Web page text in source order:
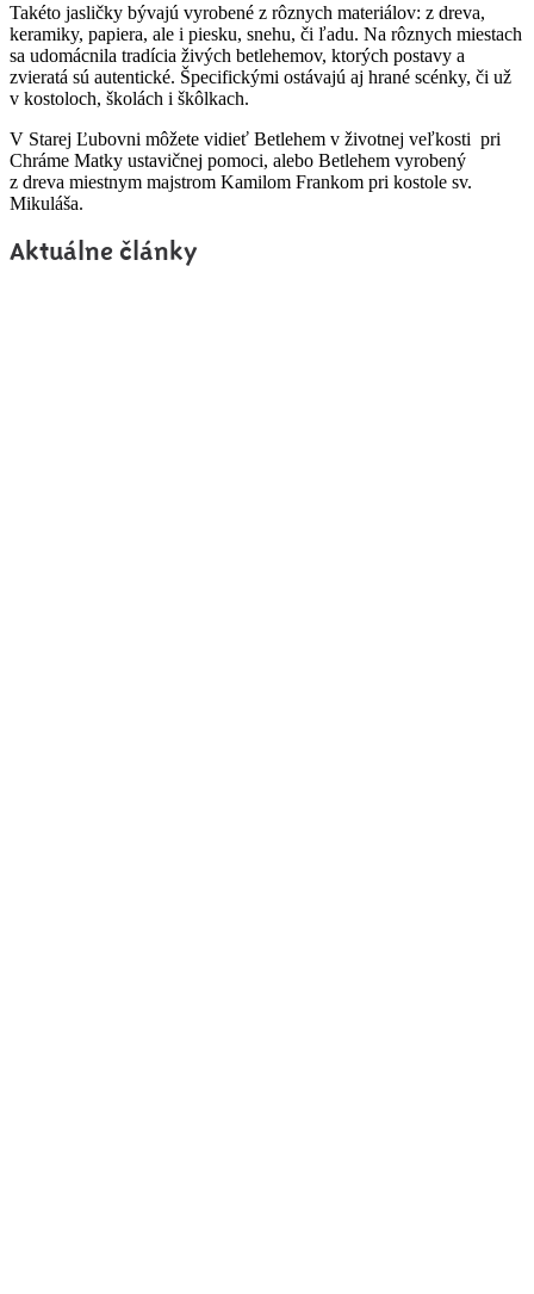
Takéto jasličky bývajú vyrobené z rôznych materiálov: z dreva,
keramiky, papiera, ale i piesku, snehu, či ľadu. Na rôznych miestach
sa udomácnila tradícia živých betlehemov, ktorých postavy a
zvieratá sú autentické. Špecifickými ostávajú aj hrané scénky, či už
v kostoloch, školách i škôlkach.
V Starej Ľubovni môžete vidieť Betlehem v životnej veľkosti pri
Chráme Matky ustavičnej pomoci, alebo Betlehem vyrobený
z dreva miestnym majstrom Kamilom Frankom pri kostole sv.
Mikuláša.
Aktuálne články